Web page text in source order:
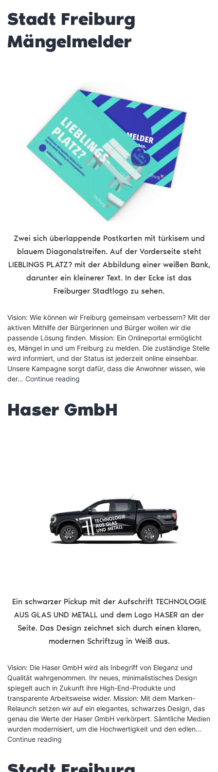
Stadt Freiburg
Mängelmelder
Zwei sich überlappende Postkarten mit türkisem und
blauem Diagonalstreifen. Auf der Vorderseite steht
LIEBLINGS PLATZ? mit der Abbildung einer weißen Bank,
darunter ein kleinerer Text. In der Ecke ist das
Freiburger Stadtlogo zu sehen.
Vision: Wie können wir Freiburg gemeinsam verbessern? Mit der
aktiven Mithilfe der Bürgerinnen und Bürger wollen wir die
passende Lösung finden. Mission: Ein Onlineportal ermöglicht
es, Mängel in und um Freiburg zu melden. Die zuständige Stelle
wird informiert, und der Status ist jederzeit online einsehbar.
Unsere Kampagne sorgt dafür, dass die Anwohner wissen, wie
der… Continue reading
Haser GmbH
Ein schwarzer Pickup mit der Aufschrift TECHNOLOGIE
AUS GLAS UND METALL und dem Logo HASER an der
Seite. Das Design zeichnet sich durch einen klaren,
modernen Schriftzug in Weiß aus.
Vision: Die Haser GmbH wird als Inbegriff von Eleganz und
Qualität wahrgenommen. Ihr neues, minimalistisches Design
spiegelt auch in Zukunft ihre High-End-Produkte und
transparente Arbeitsweise wider. Mission: Mit dem Marken-
Relaunch setzen wir auf ein elegantes, schwarzes Design, das
genau die Werte der Haser GmbH verkörpert. Sämtliche Medien
wurden modernisiert, um die Hochwertigkeit und den edlen…
Continue reading